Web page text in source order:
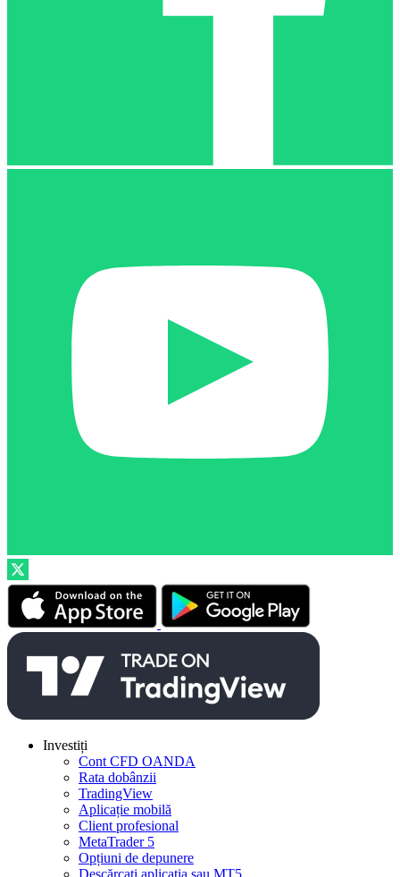
Investiți
Cont CFD OANDA
Rata dobânzii
TradingView
Aplicație mobilă
Client profesional
MetaTrader 5
Opțiuni de depunere